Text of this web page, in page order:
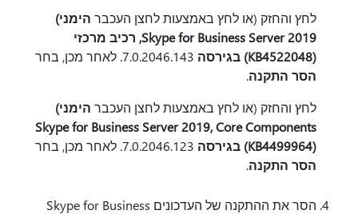
לחץ והחזק (או לחץ באמצעות לחצן העכבר הימני)
Skype for Business Server 2019, רכיב מרכזי
(KB4522048) בגירסה
הסר התקנה.
לחץ והחזק (או לחץ באמצעות לחצן העכבר הימני)
Skype for Business Server 2019, Core Components
(KB4499964) בגירסה
הסר התקנה.
הסר את ההתקנה של העדכונים Skype for Business